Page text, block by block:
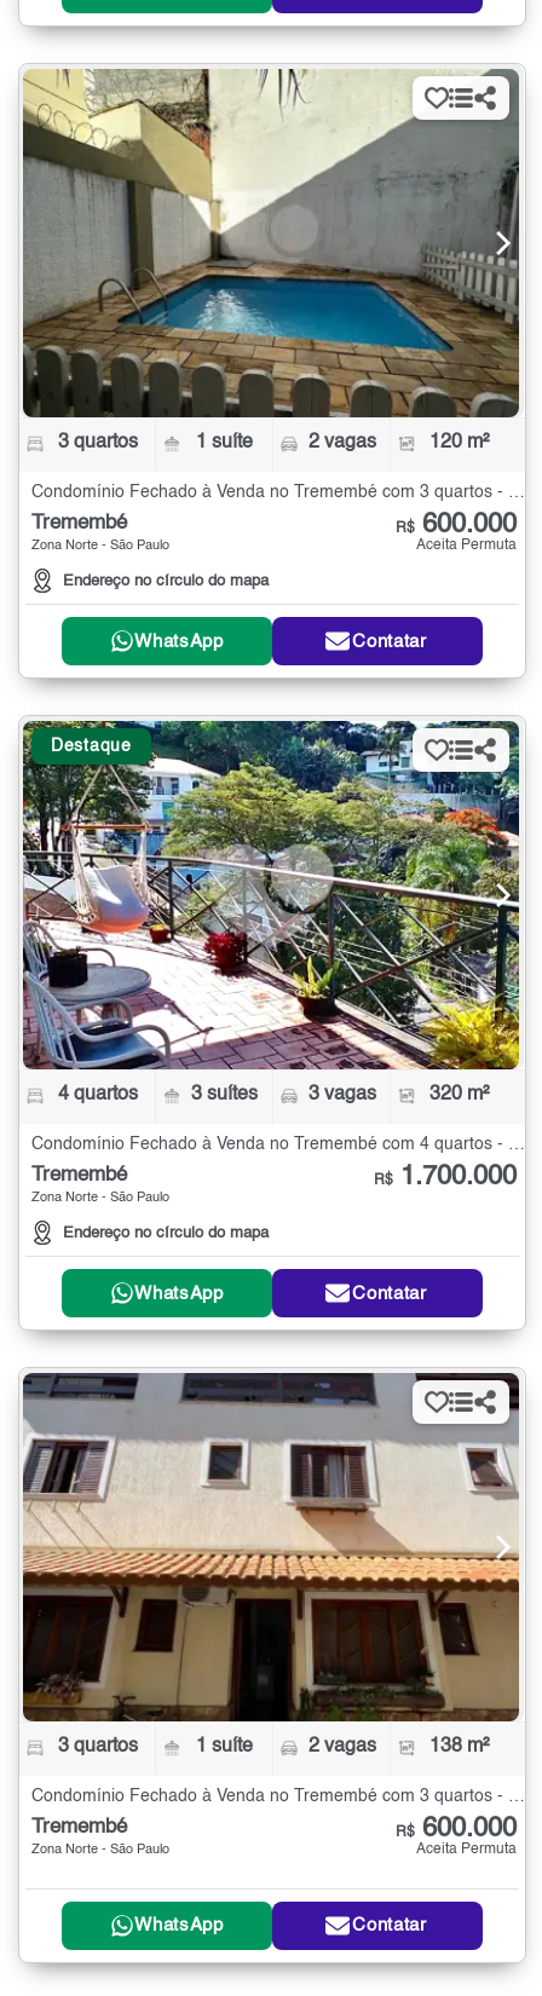
3 quartos 1 suíte 2 vagas 120 m²
Condomínio Fechado à Venda no Tremembé com 3 quartos - 120 m²
Tremembé
Zona Norte - São Paulo
Endereço no círculo do mapa
R$ 600.000
Aceita Permuta
WhatsApp Contatar
Destaque
4 quartos 3 suítes 3 vagas 320 m²
Condomínio Fechado à Venda no Tremembé com 4 quartos - 320 m²
Tremembé
Zona Norte - São Paulo
Endereço no círculo do mapa
R$ 1.700.000
WhatsApp Contatar
3 quartos 1 suíte 2 vagas 138 m²
Condomínio Fechado à Venda no Tremembé com 3 quartos - 138 m²
Tremembé
Zona Norte - São Paulo
R$ 600.000
Aceita Permuta
WhatsApp Contatar